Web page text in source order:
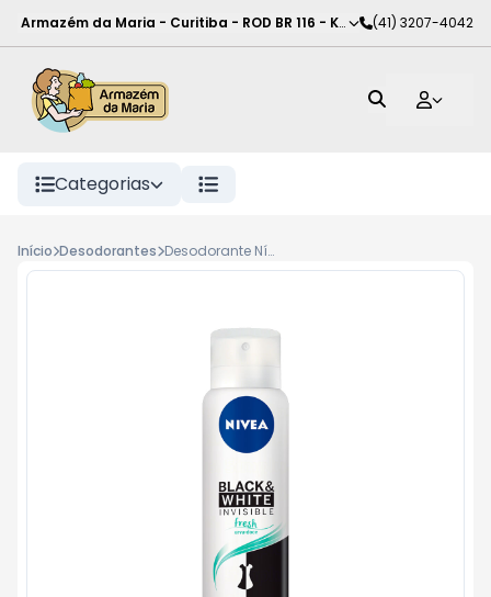
Armazém da Maria - Curitiba - ROD BR 116 - KM 102,Curitiba-PR
(41) 3207-4042
Categorias
Início Desodorantes Desodorante Nívea Aéro Feminino 150ml, Bw Fresh